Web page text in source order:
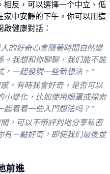
相反，可以選擇一个中立、低
家中安靜的下午。你可以用這
健康對話：
的好奇心會隨著時間自然變
。我想和你聊聊，我们能不能
，一起發現一些新想法。”
。有時我會好奇，是否可以
小變化，比如使用眼罩或探索
起看看一些入門想法吗？”
，可以不带評判地分享私密
有一點好奇，即使我们最後並
前進